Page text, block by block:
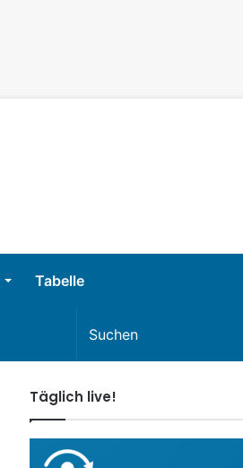
Tabelle
Täglich live!